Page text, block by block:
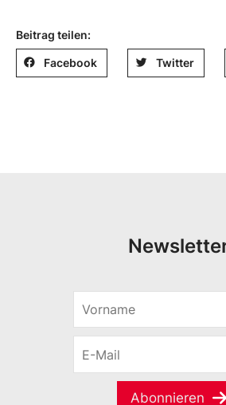
Beitrag teilen:
Facebook Twitter
r
m
M
Abonnieren